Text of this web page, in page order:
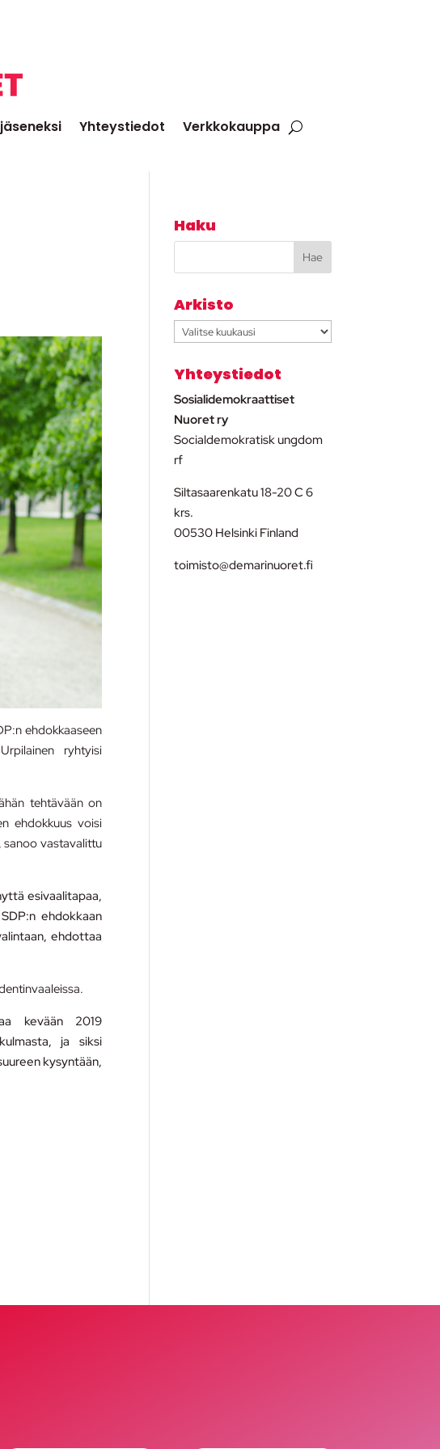
Yhteystiedot Verkkokauppa
ehdokkaaseen
ryhtyisi
tehtävään on
ehdokkuus voisi
sanoo vastavalittu
esivaalitapaa,
ehdokkaan
ehdottaa
kevään 2019
ja siksi
kysyntään,
Haku
Arkisto
Arkisto
Yhteystiedot
Sosialidemokraattiset
Nuoret ry
Socialdemokratisk ungdom
rf
Siltasaarenkatu 18-20 C 6
krs.
00530 Helsinki Finland
toimisto@demarinuoret.fi